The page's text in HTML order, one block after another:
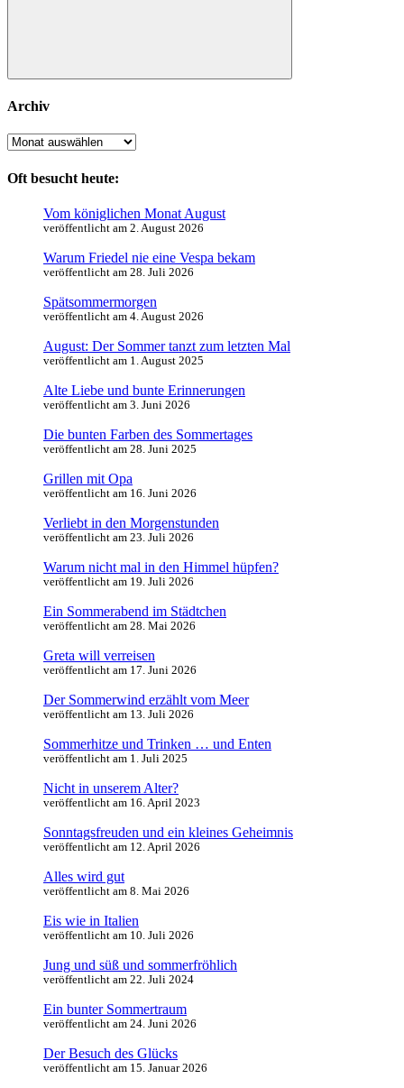
Suchen
Archiv
Archiv
Oft besucht heute:
Vom königlichen Monat August
veröffentlicht am 2. August 2026
Warum Friedel nie eine Vespa bekam
veröffentlicht am 28. Juli 2026
Spätsommermorgen
veröffentlicht am 4. August 2026
August: Der Sommer tanzt zum letzten Mal
veröffentlicht am 1. August 2025
Alte Liebe und bunte Erinnerungen
veröffentlicht am 3. Juni 2026
Die bunten Farben des Sommertages
veröffentlicht am 28. Juni 2025
Grillen mit Opa
veröffentlicht am 16. Juni 2026
Verliebt in den Morgenstunden
veröffentlicht am 23. Juli 2026
Warum nicht mal in den Himmel hüpfen?
veröffentlicht am 19. Juli 2026
Ein Sommerabend im Städtchen
veröffentlicht am 28. Mai 2026
Greta will verreisen
veröffentlicht am 17. Juni 2026
Der Sommerwind erzählt vom Meer
veröffentlicht am 13. Juli 2026
Sommerhitze und Trinken … und Enten
veröffentlicht am 1. Juli 2025
Nicht in unserem Alter?
veröffentlicht am 16. April 2023
Sonntagsfreuden und ein kleines Geheimnis
veröffentlicht am 12. April 2026
Alles wird gut
veröffentlicht am 8. Mai 2026
Eis wie in Italien
veröffentlicht am 10. Juli 2026
Jung und süß und sommerfröhlich
veröffentlicht am 22. Juli 2024
Ein bunter Sommertraum
veröffentlicht am 24. Juni 2026
Der Besuch des Glücks
veröffentlicht am 15. Januar 2026